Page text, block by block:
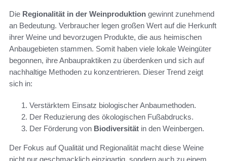
Die Regionalität in der Weinproduktion gewinnt zunehmend
an Bedeutung. Verbraucher legen großen Wert auf die Herkunft
ihrer Weine und bevorzugen Produkte, die aus heimischen
Anbaugebieten stammen. Somit haben viele lokale Weingüter
begonnen, ihre Anbaupraktiken zu überdenken und sich auf
nachhaltige Methoden zu konzentrieren. Dieser Trend zeigt
sich in:
Verstärktem Einsatz biologischer Anbaumethoden.
Der Reduzierung des ökologischen Fußabdrucks.
Der Förderung von Biodiversität in den Weinbergen.
Der Fokus auf Qualität und Regionalität macht diese Weine